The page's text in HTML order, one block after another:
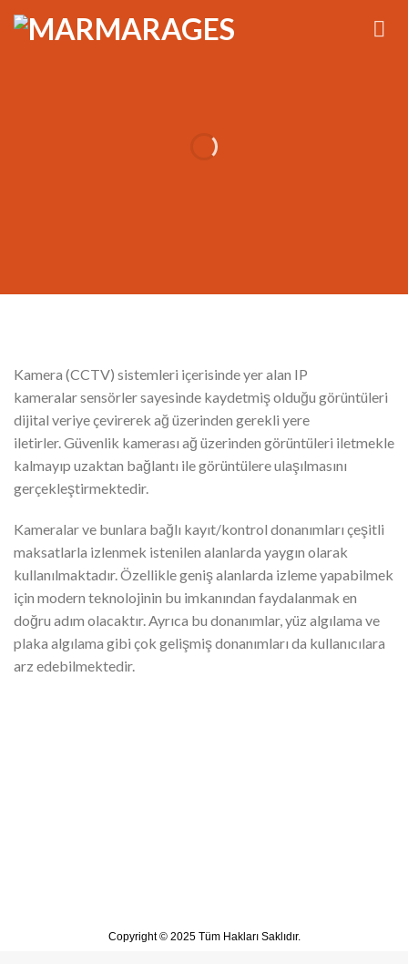
Kamera (CCTV) sistemleri içerisinde yer alan IP
kameralar sensörler sayesinde kaydetmiş olduğu görüntüleri
dijital veriye çevirerek ağ üzerinden gerekli yere
iletirler. Güvenlik kamerası ağ üzerinden görüntüleri iletmekle
kalmayıp uzaktan bağlantı ile görüntülere ulaşılmasını
gerçekleştirmektedir.
Kameralar ve bunlara bağlı kayıt/kontrol donanımları çeşitli
maksatlarla izlenmek istenilen alanlarda yaygın olarak
kullanılmaktadır. Özellikle geniş alanlarda izleme yapabilmek
için modern teknolojinin bu imkanından faydalanmak en
doğru adım olacaktır. Ayrıca bu donanımlar, yüz algılama ve
plaka algılama gibi çok gelişmiş donanımları da kullanıcılara
arz edebilmektedir.
Copyright © 2025 Tüm Hakları Saklıdır.